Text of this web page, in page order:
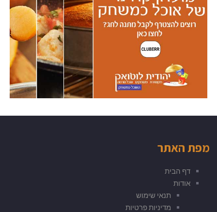
מפת האתר
דף הבית
אודות
תנאי שימוש
מדיניות פרטיות